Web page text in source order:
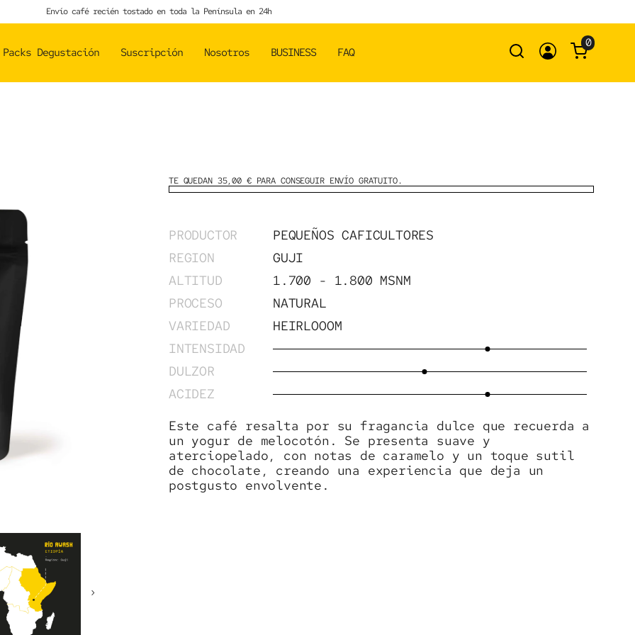
Envío café recién tostado en toda la Península en 24h
Packs Degustación Suscripción Nosotros BUSINESS FAQ
0
›
TE QUEDAN 35,00 € PARA CONSEGUIR ENVÍO GRATUITO.
PRODUCTOR
PEQUEÑOS CAFICULTORES
REGION
GUJI
ALTITUD
1.700 - 1.800 MSNM
PROCESO
NATURAL
VARIEDAD
HEIRLOOOM
INTENSIDAD
DULZOR
ACIDEZ
Este café resalta por su fragancia dulce que recuerda a
un yogur de melocotón. Se presenta suave y
aterciopelado, con notas de caramelo y un toque sutil
de chocolate, creando una experiencia que deja un
postgusto envolvente.